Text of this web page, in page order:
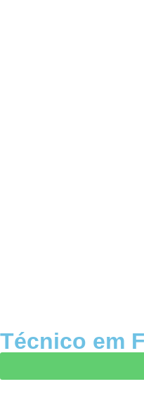
Técnico em